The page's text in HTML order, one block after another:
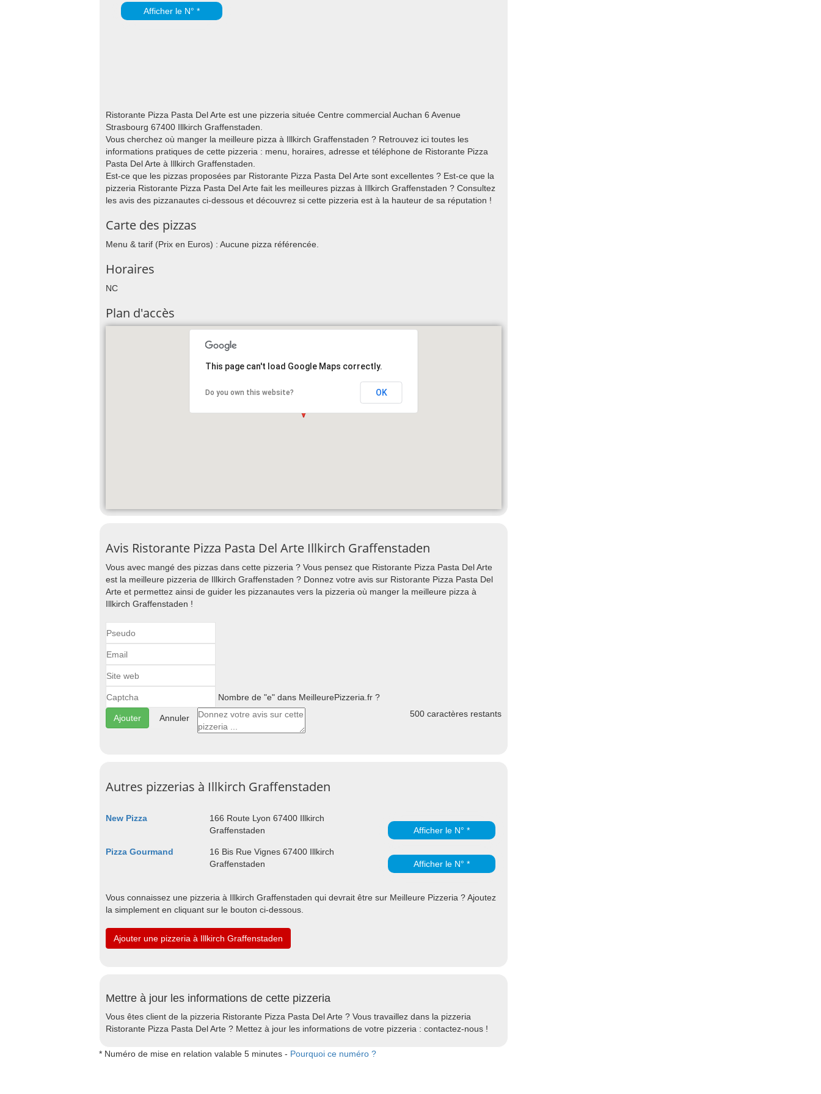
Afficher le N° *
Ristorante Pizza Pasta Del Arte est une pizzeria située Centre commercial Auchan 6 Avenue
Strasbourg 67400 Illkirch Graffenstaden.
Vous cherchez où manger la meilleure pizza à Illkirch Graffenstaden ? Retrouvez ici toutes les
informations pratiques de cette pizzeria : menu, horaires, adresse et téléphone de Ristorante Pizza
Pasta Del Arte à Illkirch Graffenstaden.
Est-ce que les pizzas proposées par Ristorante Pizza Pasta Del Arte sont excellentes ? Est-ce que la
pizzeria Ristorante Pizza Pasta Del Arte fait les meilleures pizzas à Illkirch Graffenstaden ? Consultez
les avis des pizzanautes ci-dessous et découvrez si cette pizzeria est à la hauteur de sa réputation !
Carte des pizzas
Menu & tarif (Prix en Euros) : Aucune pizza référencée.
Horaires
NC
Plan d'accès
This page can't load Google Maps correctly.
Do you own this website? OK
Avis Ristorante Pizza Pasta Del Arte Illkirch Graffenstaden
Vous avec mangé des pizzas dans cette pizzeria ? Vous pensez que Ristorante Pizza Pasta Del Arte
est la meilleure pizzeria de Illkirch Graffenstaden ? Donnez votre avis sur Ristorante Pizza Pasta Del
Arte et permettez ainsi de guider les pizzanautes vers la pizzeria où manger la meilleure pizza à
Illkirch Graffenstaden !
Nombre de "e" dans MeilleurePizzeria.fr ?
Annuler 500 caractères restants
Autres pizzerias à Illkirch Graffenstaden
New Pizza
166 Route Lyon 67400 Illkirch
Graffenstaden
Afficher le N° *
Pizza Gourmand
16 Bis Rue Vignes 67400 Illkirch
Graffenstaden
Afficher le N° *
Vous connaissez une pizzeria à Illkirch Graffenstaden qui devrait être sur Meilleure Pizzeria ? Ajoutez
la simplement en cliquant sur le bouton ci-dessous.
Ajouter une pizzeria à Illkirch Graffenstaden
Mettre à jour les informations de cette pizzeria
Vous êtes client de la pizzeria Ristorante Pizza Pasta Del Arte ? Vous travaillez dans la pizzeria
Ristorante Pizza Pasta Del Arte ? Mettez à jour les informations de votre pizzeria : contactez-nous !
* Numéro de mise en relation valable 5 minutes - Pourquoi ce numéro ?